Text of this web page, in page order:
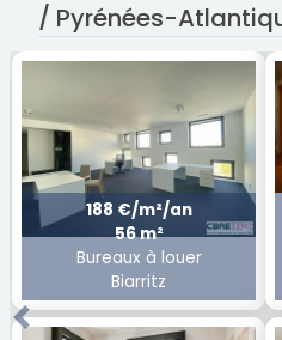
/ Pyrénées-
188 €/m²/an
56 m²
Bureaux à louer
Biarritz
Previous